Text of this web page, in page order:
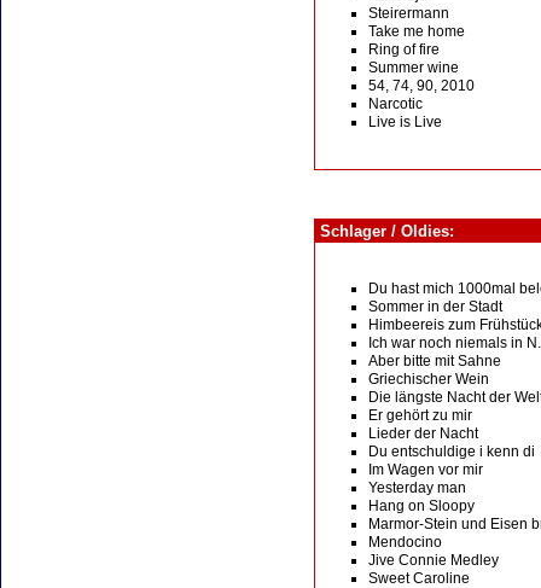
Steirermann
Take me home
Ring of fire
Summer wine
54, 74, 90, 2010
Narcotic
Live is Live
Schlager / Oldies:
Du hast mich 1000mal
Sommer in der Stadt
Himbeereis zum
Ich war noch niemals in
Aber bitte mit Sahne
Griechischer Wein
Die längste Nacht der
Er gehört zu mir
Lieder der Nacht
Du entschuldige i kenn di
Im Wagen vor mir
Yesterday man
Hang on Sloopy
Marmor-Stein und Eisen
Mendocino
Jive Connie Medley
Sweet Caroline